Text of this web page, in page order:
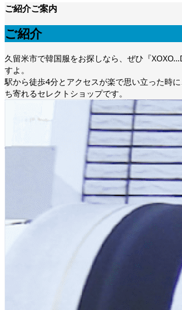
ご紹介ご案内
ご紹介
久留米市で韓国服をお探しなら、ぜひ『
すよ。
駅から徒歩4分とアクセスが楽で思い立った時
ち寄れるセレクトショップです。